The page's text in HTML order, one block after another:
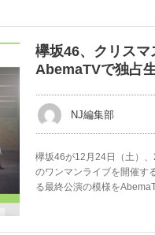
欅坂46、クリス
AbemaTVで独占
NJ編集部
欅坂46が12月24日（土）
のワンマンライブを開催す
る最終公演の模様を